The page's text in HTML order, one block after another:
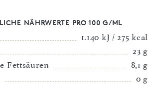
NÄHRWERTE PRO 100 G/ML
1.140 kJ / 275 kcal
23 g
Fettsäuren
8,1 g
0 g